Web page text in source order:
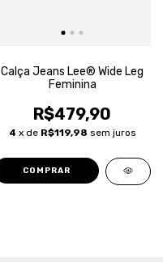
Calça Jeans Lee® Wide Leg
Feminina
R$479,90
4 x de R$119,98 sem juros
COMPRAR